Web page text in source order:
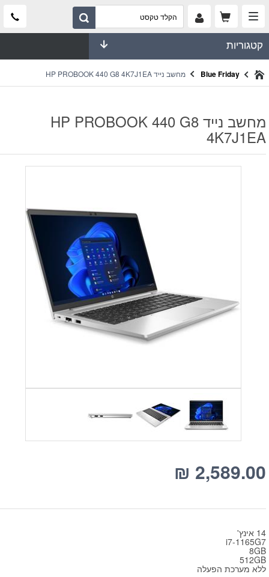
קטגוריות
Blue Friday מחשב נייד HP PROBOOK 440 G8 4K7J1EA
מחשב נייד HP PROBOOK 440 G8
4K7J1EA
2,589.00
₪
14 אינץ'
i7-1165G7
8GB
512GB
ללא מערכת הפעלה